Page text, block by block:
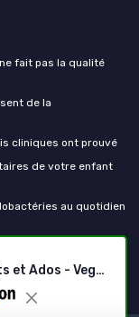
Gummies Multivitamines Enfants et Ados - Vegan - Sans Sucres
fait pas la qualité
de la
cliniques ont prouvé
de votre enfant
au quotidien